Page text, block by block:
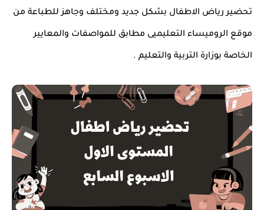
تحضير رياض الاطفال بشكل جديد ومختلف وجاهز للطباعة من
موقع الروميساء التعليميى مطابق للمواصفات والمعايير
الخاصة بوزارة التربية والتعليم .